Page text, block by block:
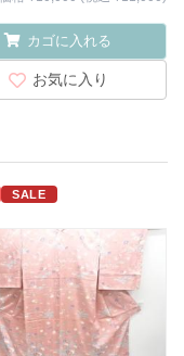
カゴに入れる
お気に入り
SALE